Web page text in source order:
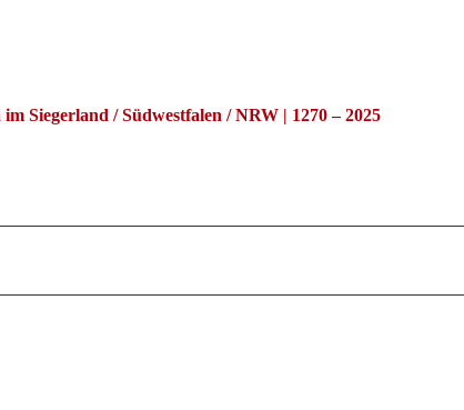
Siegerland / Südwestfalen / NRW | 1270 – 2025